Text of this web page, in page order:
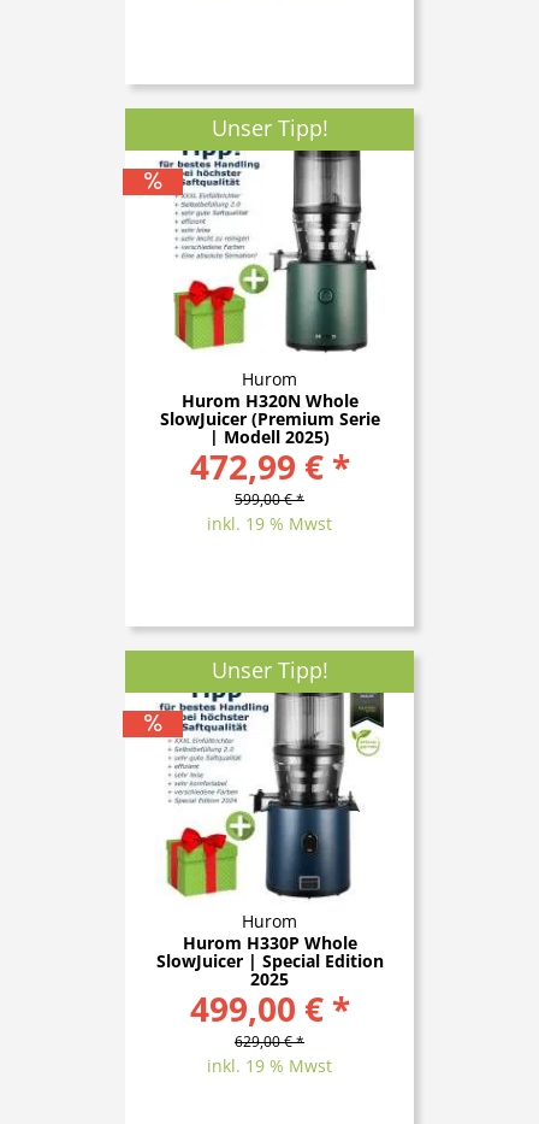
Unser Tipp!
Hurom
Hurom H320N Whole
SlowJuicer (Premium Serie
| Modell 2025)
472,99 € *
599,00 € *
inkl. 19 % Mwst
Unser Tipp!
Hurom
Hurom H330P Whole
SlowJuicer | Special Edition
2025
499,00 € *
629,00 € *
inkl. 19 % Mwst